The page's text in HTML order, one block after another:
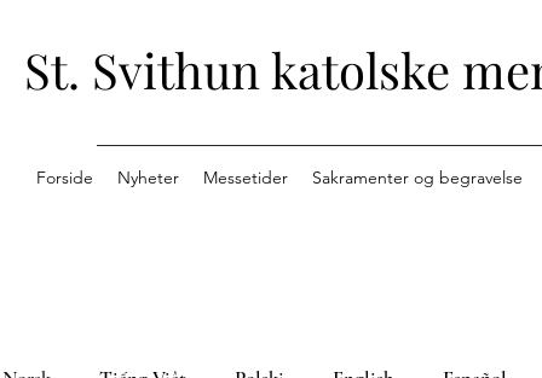
St. Svithun katolske
Forside Nyheter Messetider Sakramenter og begravelse